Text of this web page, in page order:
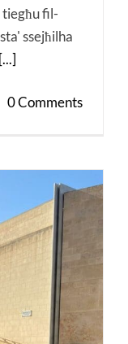
fil-
ssejħilha
[...]
0 Comments